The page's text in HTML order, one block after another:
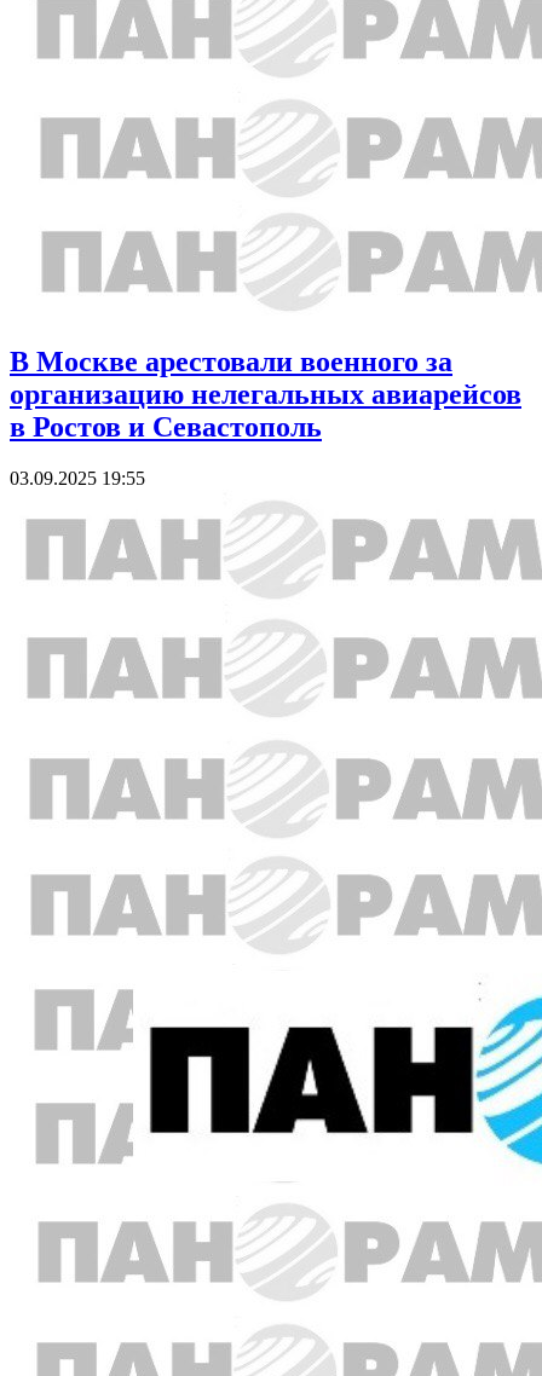
В Москве арестовали военного за
организацию нелегальных авиарейсов
в Ростов и Севастополь
03.09.2025 19:55